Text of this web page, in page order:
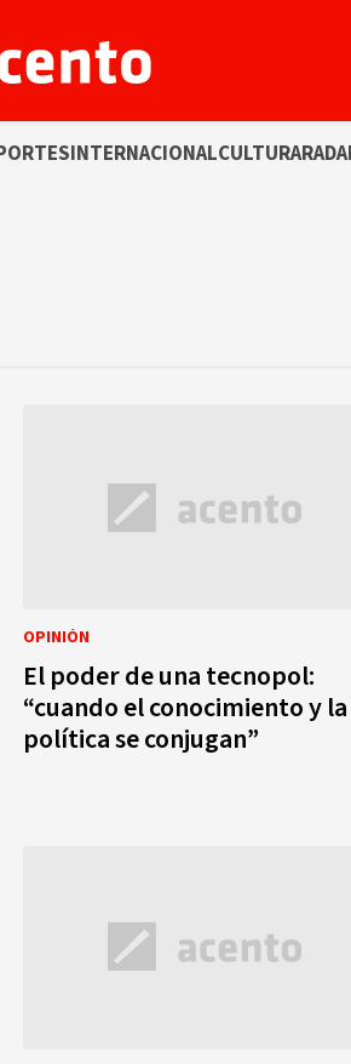
INTERNACIONALCULTURA
OPINIÓN
El poder de una tecnopol:
“cuando el conocimiento y la
política se conjugan”